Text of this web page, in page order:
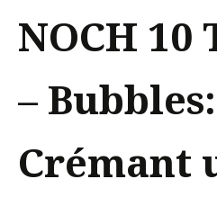
NOCH 10
–
Crémant